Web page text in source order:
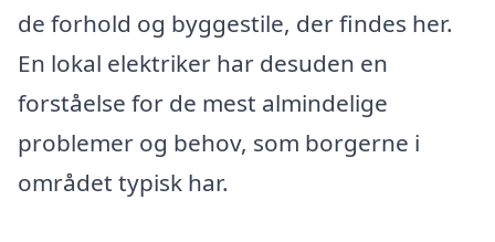
de forhold og byggestile, der findes her.
En lokal elektriker har desuden en
forståelse for de mest almindelige
problemer og behov, som borgerne i
området typisk har.